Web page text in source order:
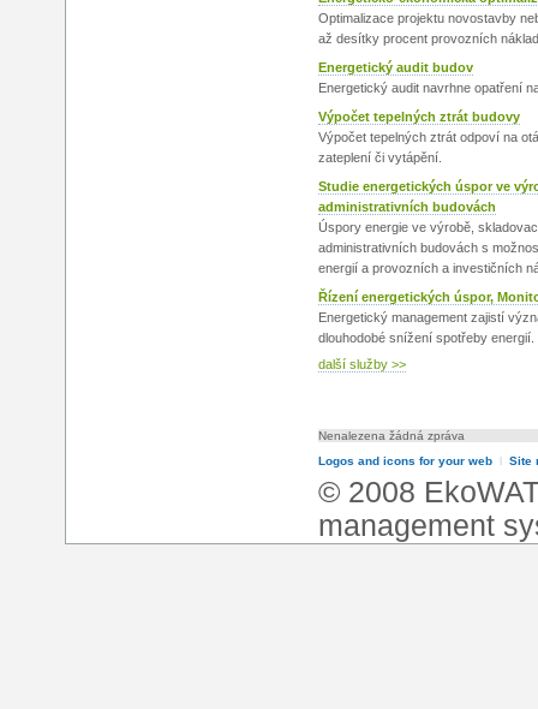
Optimalizace projektu novostavby
až desítky procent provozních
Energetický audit budov
Energetický audit navrhne opatření
Výpočet tepelných ztrát budovy
Výpočet tepelných ztrát odpoví na
zateplení či vytápění.
Studie energetických úspor ve
administrativních budovách
Úspory energie ve výrobě,
administrativních budovách s
energií a provozních a investičních
Řízení energetických úspor,
Energetický management zajistí
dlouhodobé snížení spotřeby energií.
další služby >>
Nenalezena žádná zpráva
Logos and icons for your web
Site
© 2008
management